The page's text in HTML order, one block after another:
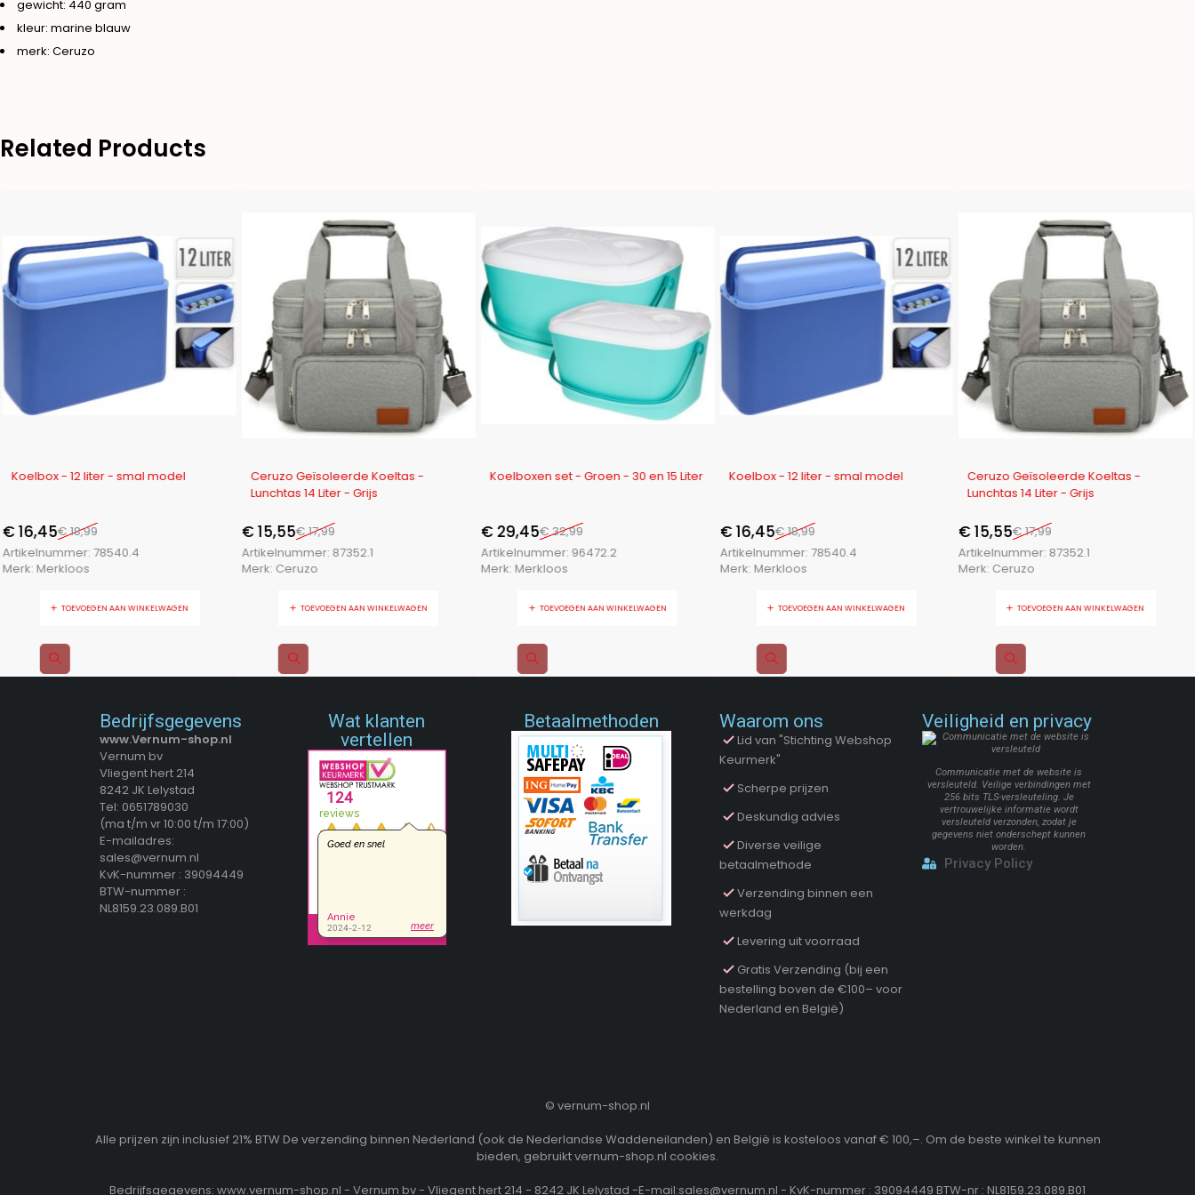
gewicht: 440 gram
kleur: marine blauw
merk: Ceruzo
Related Products
-13% Koelbox - 12 liter - smal model
€18,99
€16,45
Artikelnummer: 78540.4
Merk: Merkloos
TOEVOEGEN AAN WINKELWAGEN
-14%
Ceruzo Geïsoleerde Koeltas -
Lunchtas 14 Liter - Grijs
€17,99
€15,55
Artikelnummer: 87352.1
Merk: Ceruzo
TOEVOEGEN AAN WINKELWAGEN
-11%
Koelboxen set - Groen - 30 en 15 Liter
€32,99
€29,45
Artikelnummer: 96472.2
Merk: Merkloos
TOEVOEGEN AAN WINKELWAGEN
-13% Koelbox - 12 liter - smal model
€18,99
€16,45
Artikelnummer: 78540.4
Merk: Merkloos
TOEVOEGEN AAN WINKELWAGEN
-14%
Ceruzo Geïsoleerde Koeltas -
Lunchtas 14 Liter - Grijs
€17,99
€15,55
Artikelnummer:87352.1
Merk:Ceruzo
TOEVOEGEN AAN WINKELWAGEN
Bedrijfsgegevens
www.Vernum-shop.nl
Vernum bv
Vliegent hert 214
8242 JK Lelystad
Tel: 0651789030
(ma t/m vr 10:00 t/m 17:00)
E-mailadres:
sales@vernum.nl
KvK-nummer : 39094449
BTW-nummer :
NL8159.23.089.B01
Wat klanten
vertellen
Betaalmethoden Waarom ons
Lid van "Stichting Webshop
Keurmerk"
Scherpe prijzen
Deskundig advies
Diverse veilige
betaalmethode
Verzending binnen een
werkdag
Levering uit voorraad
Gratis Verzending (bij een
bestelling boven de €100– voor
Nederland en België)
Veiligheid en privacy
Communicatie met de website is
versleuteld. Veilige verbindingen met
256 bits TLS-versleuteling. Je
vertrouwelijke informatie wordt
versleuteld verzonden, zodat je
gegevens niet onderschept kunnen
worden.
Privacy Policy
© vernum-shop.nl
Alle prijzen zijn inclusief 21% BTW De verzending binnen Nederland (ook de Nederlandse Waddeneilanden) en België is kosteloos vanaf € 100,–. Om de beste winkel te kunnen
bieden, gebruikt vernum-shop.nl cookies.
Bedrijfsgegevens: www.vernum-shop.nl - Vernum bv - Vliegent hert 214 - 8242 JK Lelystad -E-mail:sales@vernum.nl - KvK-nummer : 39094449 BTW-nr : NL8159.23.089.B01